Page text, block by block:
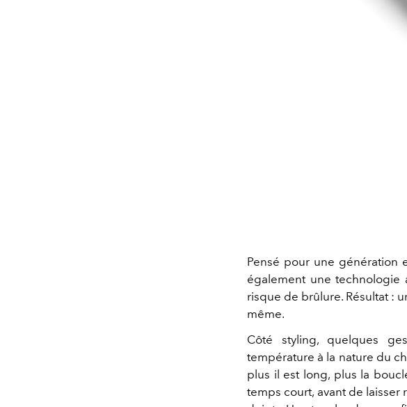
Pensé pour une génération
également une
risque de brûlure. Résultat :
même.
Côté styling, quelques
température à la nature du
plus il est long, plus la
temps court, avant de